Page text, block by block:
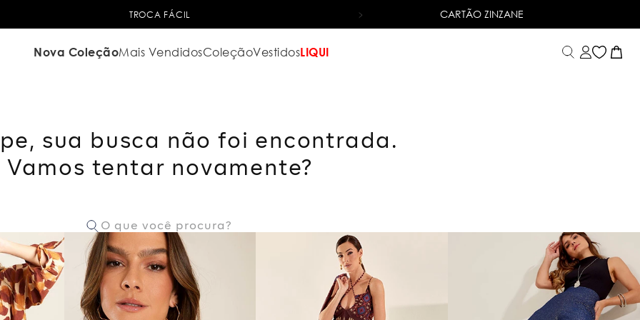
TROCA FÁCIL 6X SEM JUROSNO CARTÃO DE CRÉDITO
CARTÃO ZINZANE
Nova ColeçãoMais VendidosColeçãoVestidosLIQUI
sua busca não foi encontrada.
Vamos tentar novamente?